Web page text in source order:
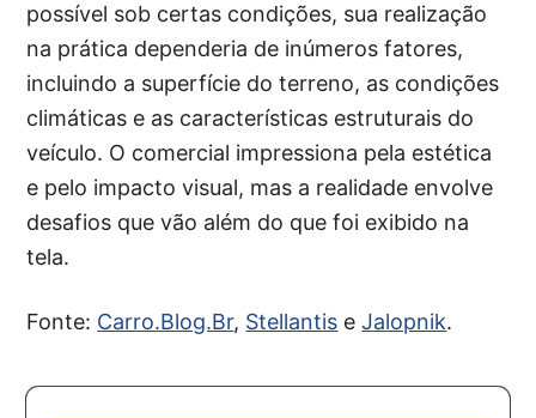
possível sob certas condições, sua realização
na prática dependeria de inúmeros fatores,
incluindo a superfície do terreno, as condições
climáticas e as características estruturais do
veículo. O comercial impressiona pela estética
e pelo impacto visual, mas a realidade envolve
desafios que vão além do que foi exibido na
tela.
Fonte: Carro.Blog.Br, Stellantis eJalopnik.